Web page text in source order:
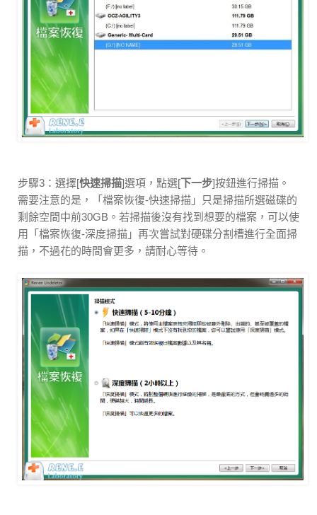
步驟3：選擇[快速掃描]選項，點選[下一步]按鈕進行掃描。
需要注意的是，「檔案恢復-快速掃描」只是掃描所選磁碟的
剩餘空間中前30GB。若掃描後沒有找到想要的檔案，可以使
用「檔案恢復-深度掃描」再次嘗試對硬碟分割槽進行全面掃
描，不過花的時間會更多，請耐心等待。